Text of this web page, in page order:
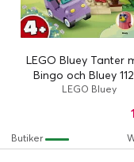
LEGO Bluey Tanter
Bingo och Bluey
LEGO Bluey
Butiker